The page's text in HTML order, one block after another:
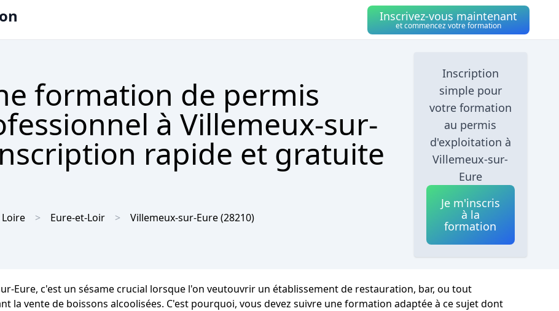
Inscrivez-vous maintenant
et commencez votre formation
formation de permis
à Villemeux-sur-
rapide et gratuite
Loire Eure-et-Loir Villemeux-sur-Eure(28210)
Inscription
simple pour
votre formation
au permis
d'exploitation à
Villemeux-sur-
Eure
Je m'inscris
à la
formation
Eure, c'est un sésame crucial lorsque l'on veutouvrir un établissement de restauration, bar, ou tout
la vente de boissons alcoolisées. C'est pourquoi, vous devez suivre une formation adaptée à ce sujet dont